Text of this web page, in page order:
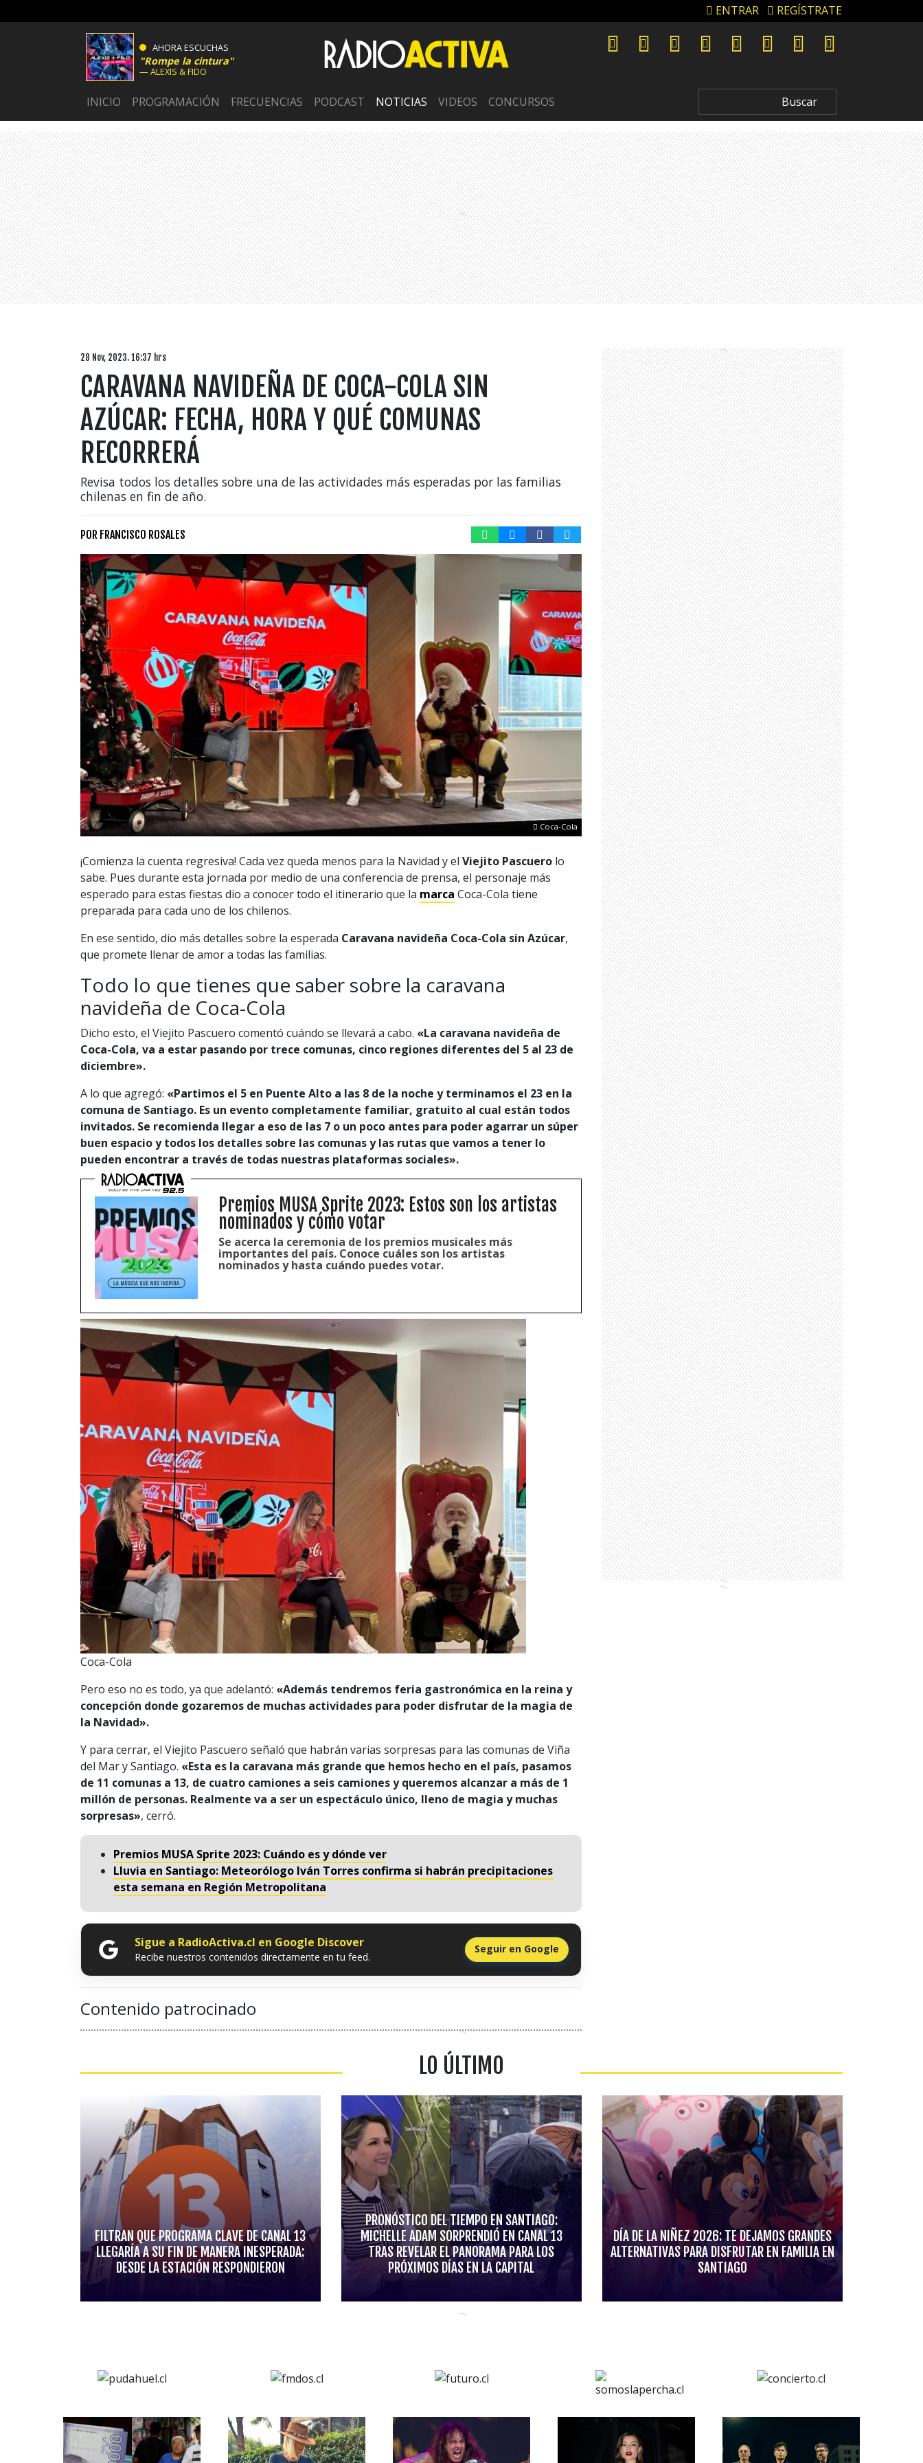
ENTRAR REGÍSTRATE
AHORA ESCUCHAS
Rompe la cintura
ALEXIS & FIDO
INICIO PROGRAMACIÓN FRECUENCIAS PODCAST NOTICIAS VIDEOS CONCURSOS
28 Nov, 2023. 16:37 hrs
CARAVANA NAVIDEÑA DE COCA-COLA SIN
AZÚCAR: FECHA, HORA Y QUÉ COMUNAS
RECORRERÁ
Revisa todos los detalles sobre una de las actividades más esperadas por las familias
chilenas en fin de año.
POR FRANCISCO ROSALES
Coca-Cola
¡Comienza la cuenta regresiva! Cada vez queda menos para la Navidad y el Viejito Pascuero lo
sabe. Pues durante esta jornada por medio de una conferencia de prensa, el personaje más
esperado para estas fiestas dio a conocer todo el itinerario que la marca Coca-Cola tiene
preparada para cada uno de los chilenos.
En ese sentido, dio más detalles sobre la esperada Caravana navideña Coca-Cola sin Azúcar,
que promete llenar de amor a todas las familias.
Todo lo que tienes que saber sobre la caravana
navideña de Coca-Cola
Dicho esto, el Viejito Pascuero comentó cuándo se llevará a cabo. «La caravana navideña de
Coca-Cola, va a estar pasando por trece comunas, cinco regiones diferentes del 5 al 23 de
diciembre».
A lo que agregó: «Partimos el 5 en Puente Alto a las 8 de la noche y terminamos el 23 en la
comuna de Santiago. Es un evento completamente familiar, gratuito al cual están todos
invitados. Se recomienda llegar a eso de las 7 o un poco antes para poder agarrar un súper
buen espacio y todos los detalles sobre las comunas y las rutas que vamos a tener lo
pueden encontrar a través de todas nuestras plataformas sociales».
Premios MUSA Sprite 2023: Estos son los artistas
nominados y cómo votar
Se acerca la ceremonia de los premios musicales más
importantes del país. Conoce cuáles son los artistas
nominados y hasta cuándo puedes votar.
Coca-Cola
Pero eso no es todo, ya que adelantó: «Además tendremos feria gastronómica en la reina y
concepción donde gozaremos de muchas actividades para poder disfrutar de la magia de
la Navidad».
Y para cerrar, el Viejito Pascuero señaló que habrán varias sorpresas para las comunas de Viña
del Mar y Santiago. «Esta es la caravana más grande que hemos hecho en el país, pasamos
de 11 comunas a 13, de cuatro camiones a seis camiones y queremos alcanzar a más de 1
millón de personas. Realmente va a ser un espectáculo único, lleno de magia y muchas
sorpresas», cerró.
Premios MUSA Sprite 2023: Cuándo es y dónde ver
Lluvia en Santiago: Meteorólogo Iván Torres confirma si habrán precipitaciones
esta semana en Región Metropolitana
Sigue a RadioActiva.cl en Google Discover
Recibe nuestros contenidos directamente en tu feed.
Seguir en Google
Contenido patrocinado
LO ÚLTIMO
FILTRAN QUE PROGRAMA CLAVE DE CANAL 13
LLEGARÍA A SU FIN DE MANERA INESPERADA:
DESDE LA ESTACIÓN RESPONDIERON
PRONÓSTICO DEL TIEMPO EN SANTIAGO:
MICHELLE ADAM SORPRENDIÓ EN CANAL 13
TRAS REVELAR EL PANORAMA PARA LOS
PRÓXIMOS DÍAS EN LA CAPITAL
DÍA DE LA NIÑEZ 2026: TE DEJAMOS GRANDES
ALTERNATIVAS PARA DISFRUTAR EN FAMILIA EN
SANTIAGO